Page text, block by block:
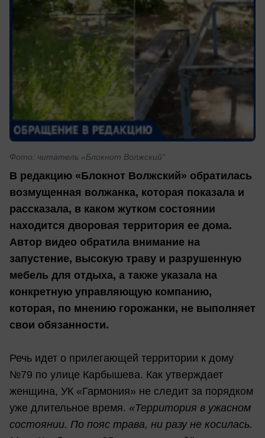
Фото: читатель «Блокнот Волжский"
В редакцию «Блокнот Волжский» обратилась
возмущенная волжанка, которая показала и
рассказала, в каком жутком состоянии
находится дворовая территория ее дома.
Автор видео обратила внимание на
запустение, высокую траву и разрушенную
мебель для отдыха, а также указала на
конкретную управляющую компанию,
которая, по мнению горожанки, не выполняет
свои обязанности.
Речь идет о прилегающей территории к дому
№79 по улице Карбышева. Как утверждает
женщина, УК «Гармония» не следит за порядком
уже длительное время. «Территория в ужасном
состоянии. По пояс трава, ни разу не косилась.